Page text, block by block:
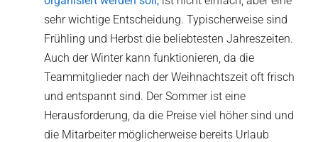
sehr wichtige Entscheidung. Typischerweise sind
Frühling und Herbst die beliebtesten Jahreszeiten.
Auch der Winter kann funktionieren, da die
Teammitglieder nach der Weihnachtszeit oft frisch
und entspannt sind. Der Sommer ist eine
Herausforderung, da die Preise viel höher sind und
die Mitarbeiter möglicherweise bereits Urlaub